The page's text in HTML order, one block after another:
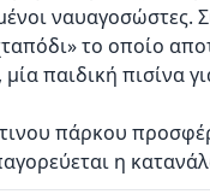
ναυαγοσώστες.
το οποίο
παιδική πισίνα
πάρκου
η